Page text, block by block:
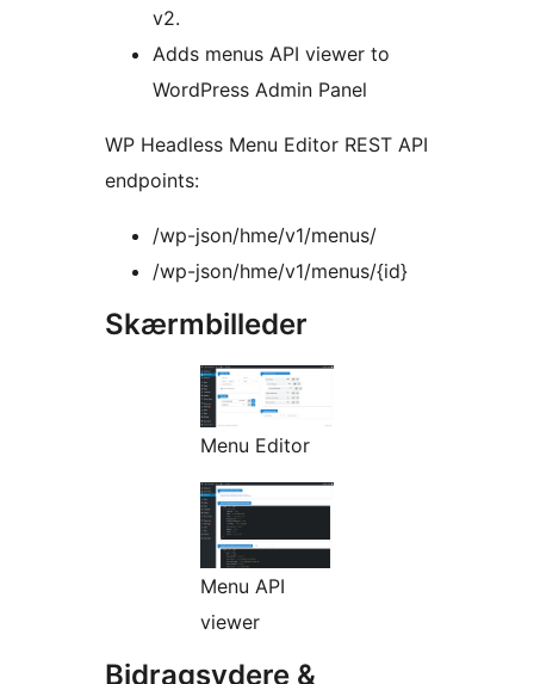
v2.
Adds menus API viewer to
WordPress Admin Panel
WP Headless Menu Editor REST API
endpoints:
/wp-json/hme/v1/menus/
/wp-json/hme/v1/menus/{id}
Skærmbilleder
Menu Editor
Menu API
viewer
Bidragsydere &